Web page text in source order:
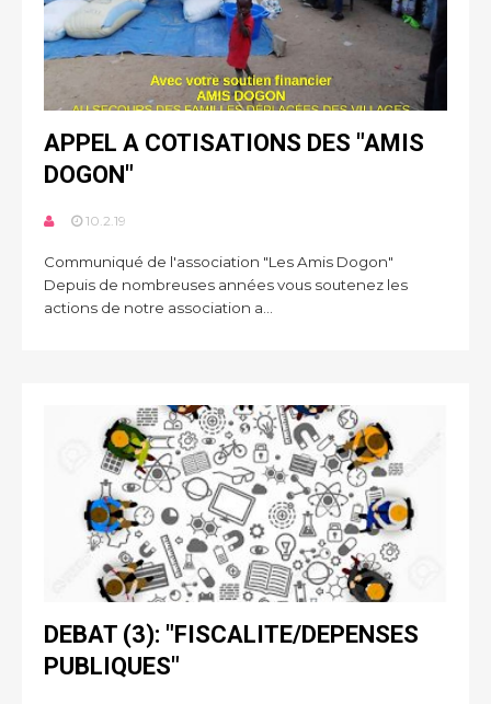
APPEL A COTISATIONS DES "AMIS
DOGON"
10.2.19
Communiqué de l'association "Les Amis Dogon"
Depuis de nombreuses années vous soutenez les
actions de notre association a...
DEBAT (3): "FISCALITE/DEPENSES
PUBLIQUES"